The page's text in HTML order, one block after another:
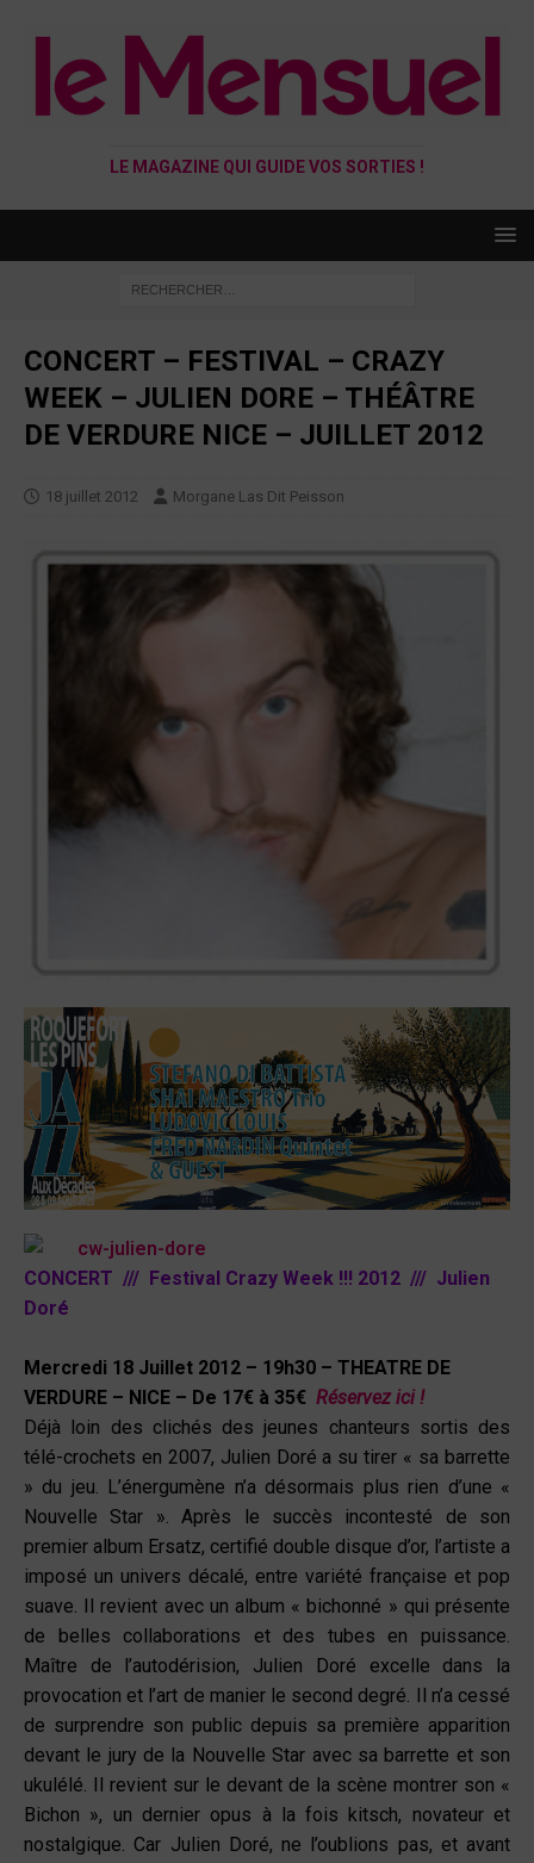
LE MAGAZINE QUI GUIDE VOS SORTIES !
CONCERT – FESTIVAL – CRAZY
WEEK – JULIEN DORE – THÉÂTRE
DE VERDURE NICE – JUILLET 2012
18 juillet 2012 Morgane Las Dit Peisson
CONCERT /// Festival Crazy Week !!! 2012 /// Julien
Doré
Mercredi 18 Juillet 2012 – 19h30 – THEATRE DE
VERDURE – NICE – De 17€ à 35€ Réservez ici !
Déjà loin des clichés des jeunes chanteurs sortis des
télé-crochets en 2007, Julien Doré a su tirer « sa barrette
» du jeu. L’énergumène n’a désormais plus rien d’une «
Nouvelle Star ». Après le succès incontesté de son
premier album Ersatz, certifié double disque d’or, l’artiste a
imposé un univers décalé, entre variété française et pop
suave. Il revient avec un album « bichonné » qui présente
de belles collaborations et des tubes en puissance.
Maître de l’autodérision, Julien Doré excelle dans la
provocation et l’art de manier le second degré. Il n’a cessé
de surprendre son public depuis sa première apparition
devant le jury de la Nouvelle Star avec sa barrette et son
ukulélé. Il revient sur le devant de la scène montrer son «
Bichon », un dernier opus à la fois kitsch, novateur et
nostalgique. Car Julien Doré, ne l’oublions pas, et avant